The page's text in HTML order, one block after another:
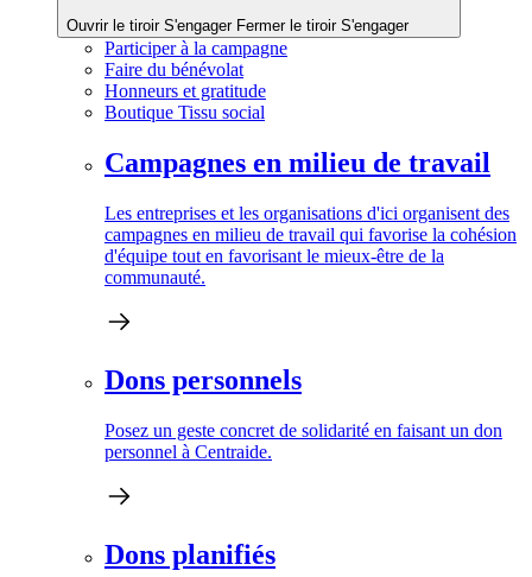
Ouvrir le tiroir S'engager Fermer le tiroir S'engager
Participer à la campagne
Faire du bénévolat
Honneurs et gratitude
Boutique Tissu social
Campagnes en milieu de travail
Les entreprises et les organisations d'ici organisent des
campagnes en milieu de travail qui favorise la cohésion
d'équipe tout en favorisant le mieux-être de la
communauté.
Dons personnels
Posez un geste concret de solidarité en faisant un don
personnel à Centraide.
Dons planifiés